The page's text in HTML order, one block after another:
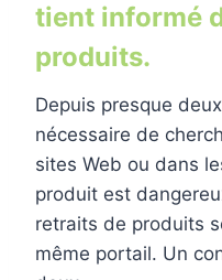
tient informé
produits.
Depuis presque
nécessaire de
sites Web ou dans
produit est
retraits de produits
même portail. Un